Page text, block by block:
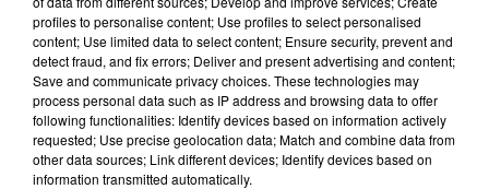
profiles to personalise content; Use profiles to select personalised
content; Use limited data to select content; Ensure security, prevent and
detect fraud, and fix errors; Deliver and present advertising and content;
Save and communicate privacy choices. These technologies may
process personal data such as IP address and browsing data to offer
following functionalities: Identify devices based on information actively
requested; Use precise geolocation data; Match and combine data from
other data sources; Link different devices; Identify devices based on
information transmitted automatically.